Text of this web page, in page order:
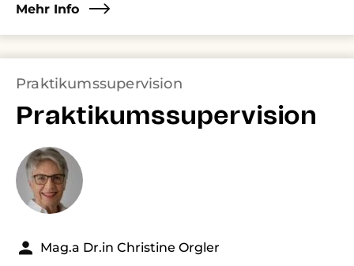
Mehr Info
Praktikumssupervision
Praktikumssupervision
Mag.a Dr.in Christine Orgler